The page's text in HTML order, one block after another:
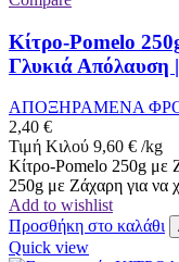
Κίτρο-Pomelo
Γλυκιά Απόλαυση
ΑΠΟΞΗΡΑΜΕΝΑ
2,40 €
Τιμή Κιλού 9,60 € /kg
Κίτρο-Pomelo 250g με
250g με Ζάχαρη για να
Add to wishlist
Προσθήκη στο καλάθι
Quick view